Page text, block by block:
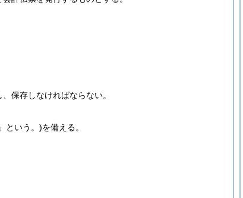
保存しなければならない。
という。)を備える。